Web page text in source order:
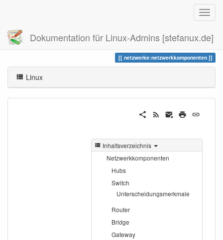
Dokumentation für Linux-Admins [stefanux.de]
Zuletzt angesehen netzwerkkomponenten
netzwerke:netzwerkkomponenten
Linux
Inhaltsverzeichnis
Netzwerkkomponenten
Hubs
Switch
Unterscheidungsmerkmale
Router
Bridge
Gateway